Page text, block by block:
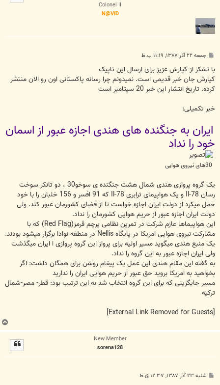
Colonel II
N@VID
پ
ت
جمعه ۲۲ آذر ۱۳۸۷, ۱۱:۱۹ ب.ظ
با تشکر از کیارش عزیز برای ارسال این تاپیک
کیارش جان خبر قدیمی است. نمیدونم چرا رسانه پاکستانی اون رو الان منتشر
کرده. تاریخ انتشار این خبر 20 سپتامبر است
خبر تکمیلی:
ایران به جنگنده های هندی اجازه عبور از اسمان
خود را نداد
یک گروه پروازی هندی شمال هشت جنگنده ی سوخو30 ، دو تانکر سوخت
رسان Il-78 و یک هواپیمای ترابری Il-78 که 91 افسر و 156 خلبان را با خود
حمل میکرد از دولت ایران اجازه خواست تا از فضای کشورمان عبور کند. ولی
دولت ایران اجازه عبور از حریم هوایی کشورمان را نداد.
این هواپیماها عازم شرکت در تمرین نظامی پرچم قرمز(Red Flag) که با
مشارکت نیروی هوایی امریکا در پایگاه Nellis در منطقه نوادا برگزار میشود بودند.
یک منبع هندی میگوید مسیر اولیه برای پرواز این گروه پروازی ا ایران میگذشت
ولی ایران اجازه عبور به این گروه را نداد.
به گفته این مقام هندی این عمل یک پیغام روشن برای همگان داشت: اگر
بخواهید به امریکا بروید حق عبور از حریم هوایی ایران را ندارید
مسیر جایگزینی که برای این گروه انتخاب شد به این ترتیب بود: قطر- مصر-شمال
ترکیه
ب
ا
New Member
sorena128
پ شنبه ۲۳ آذر ۱۳۸۷, ۱۲:۳۷ ق.ظ